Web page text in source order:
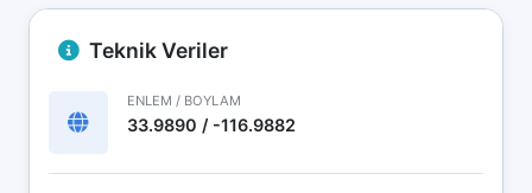
Teknik Veriler
ENLEM / BOYLAM
33.9890 / -116.9882